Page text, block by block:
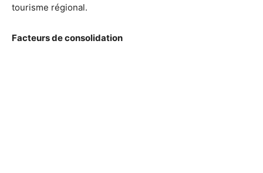
tourisme régional.
Facteurs de consolidation